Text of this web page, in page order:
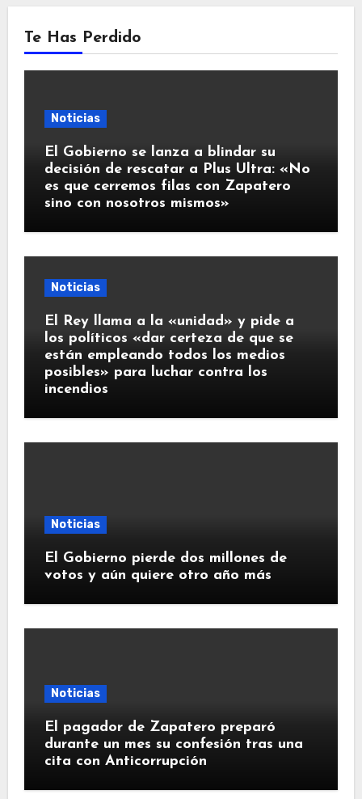
Te Has Perdido
Noticias
El Gobierno se lanza a blindar su
decisión de rescatar a Plus Ultra: «No
es que cerremos filas con Zapatero
sino con nosotros mismos»
Noticias
El Rey llama a la «unidad» y pide a
los políticos «dar certeza de que se
están empleando todos los medios
posibles» para luchar contra los
incendios
Noticias
El Gobierno pierde dos millones de
votos y aún quiere otro año más
Noticias
El pagador de Zapatero preparó
durante un mes su confesión tras una
cita con Anticorrupción